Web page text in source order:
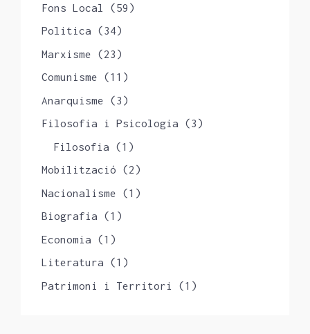
Fons Local
(59)
Politica (34)
Marxisme (23)
Comunisme (11)
Anarquisme (3)
Filosofia i Psicologia (3)
Filosofia (1)
Mobilització (2)
Nacionalisme (1)
Biografia (1)
Economia (1)
Literatura (1)
Patrimoni i Territori
(1)